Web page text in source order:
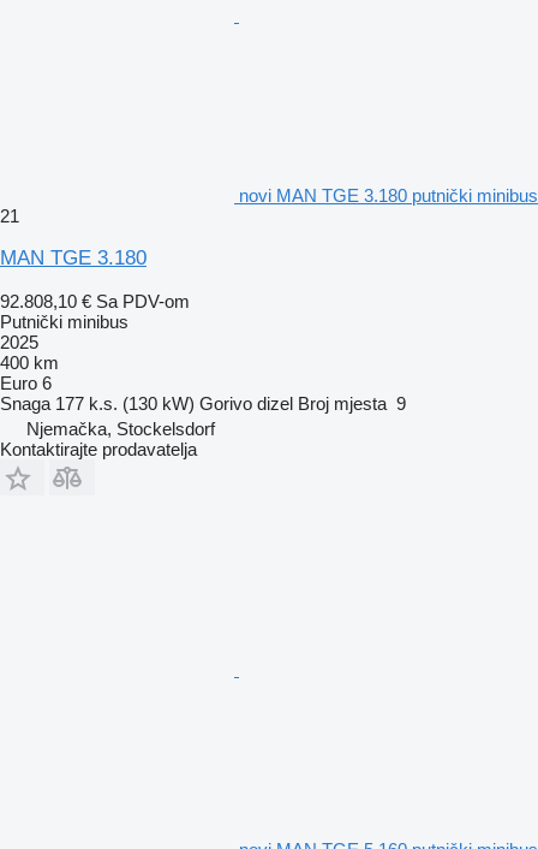
novi MAN TGE 3.180 putnički minibus
21
MAN TGE 3.180
92.808,10 € Sa PDV-om
Putnički minibus
2025
400 km
Euro 6
Snaga 177 k.s. (130 kW) Gorivo dizel Broj mjesta 9
Njemačka, Stockelsdorf
Kontaktirajte prodavatelja